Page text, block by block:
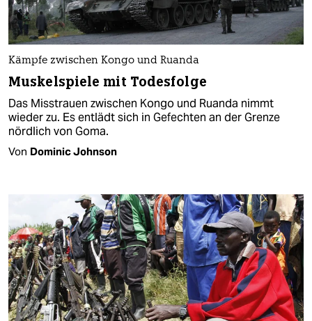
Kämpfe zwischen Kongo und Ruanda
Muskelspiele mit Todesfolge
Das Misstrauen zwischen Kongo und Ruanda nimmt
wieder zu. Es entlädt sich in Gefechten an der Grenze
nördlich von Goma.
Von Dominic Johnson